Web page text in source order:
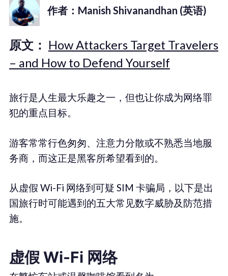
作者：Manish Shivanandhan (英语)
原文： How Attackers Target Travelers
– and How to Defend Yourself
旅行是人生最大乐趣之一，但也让你成为网络罪
犯的重点目标。
游客常常行色匆匆、注意力分散或不熟悉当地服
务商，而这正是黑客所希望看到的。
从虚假 Wi-Fi 网络到可疑 SIM 卡骗局，以下是出
国旅行时可能遇到的五大常见数字威胁及防范措
施。
虚假 Wi-Fi 网络